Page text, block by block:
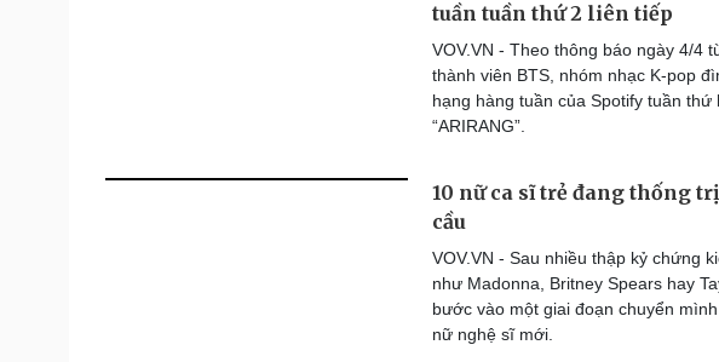
tuần tuần thứ 2 liên tiếp
VOV.VN - Theo thông báo ngày 4/4
thành viên BTS, nhóm nhạc K-pop
hạng hàng tuần của Spotify tuần
“ARIRANG”.
10 nữ ca sĩ trẻ đang thống
cầu
VOV.VN - Sau nhiều thập kỷ chứng
như Madonna, Britney Spears hay
bước vào một giai đoạn chuyển
nữ nghệ sĩ mới.